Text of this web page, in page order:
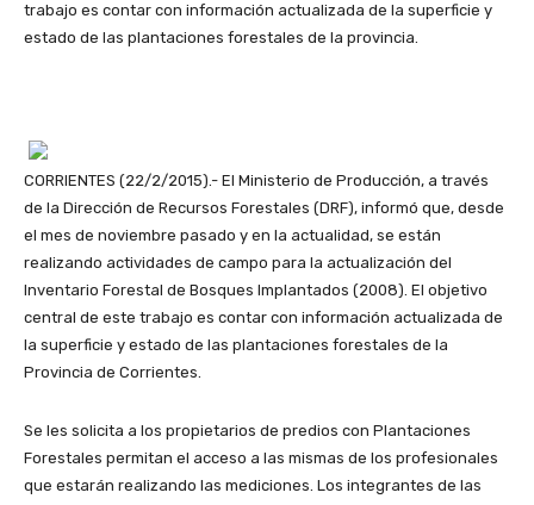
trabajo es contar con información actualizada de la superficie y
estado de las plantaciones forestales de la provincia.
CORRIENTES (22/2/2015).- El Ministerio de Producción, a través
de la Dirección de Recursos Forestales (DRF), informó que, desde
el mes de noviembre pasado y en la actualidad, se están
realizando actividades de campo para la actualización del
Inventario Forestal de Bosques Implantados (2008). El objetivo
central de este trabajo es contar con información actualizada de
la superficie y estado de las plantaciones forestales de la
Provincia de Corrientes.
Se les solicita a los propietarios de predios con Plantaciones
Forestales permitan el acceso a las mismas de los profesionales
que estarán realizando las mediciones. Los integrantes de las